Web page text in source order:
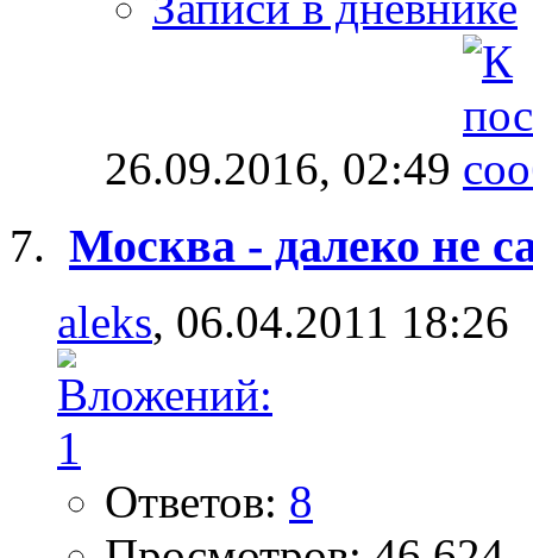
26.09.2016, 02:49
Москва - далеко не
aleks, 06.04.2011 18:26
Ответов: 8